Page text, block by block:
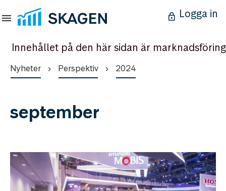
Logga in
Innehållet på den här sidan är marknadsföring
Nyheter Perspektiv 2024
september